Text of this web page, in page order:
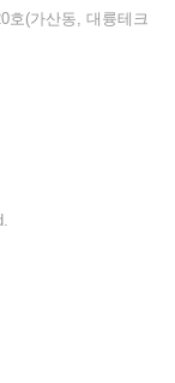
호(가산동, 대륭테크